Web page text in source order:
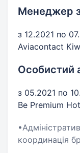
Менеджер з
з 12.2021 по
Aviacontact
Особистий
з 05.2021 по
Be Premium
координація